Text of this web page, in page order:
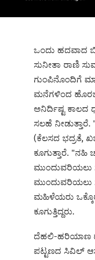
ಒಂದು ಹದವಾದ
ಸುನೀತಾ ರಾಣಿ
ಗುಂಪಿನೊಂದಿಗೆ
ಮನೆಗಳಿಂದ
ಅನಿರ್ದಿಷ್ಟ ಕಾಲದ
ಸಲಹೆ ನೀಡುತ್ತಾರೆ.
(ಕೆಲಸದ ಭದ್ರತೆ,
ಕೂಗುತ್ತಾರೆ.
ಮುಂದುವರಿಯಲು
ಮುಂದುವರಿಯಲು
ಮಹಿಳೆಯರು
ಕೂಗುತ್ತಿದ್ದರು.
ದೆಹಲಿ-ಹರಿಯಾಣ
ಪಟ್ಟಣದ ಸಿವಿಲ್‌